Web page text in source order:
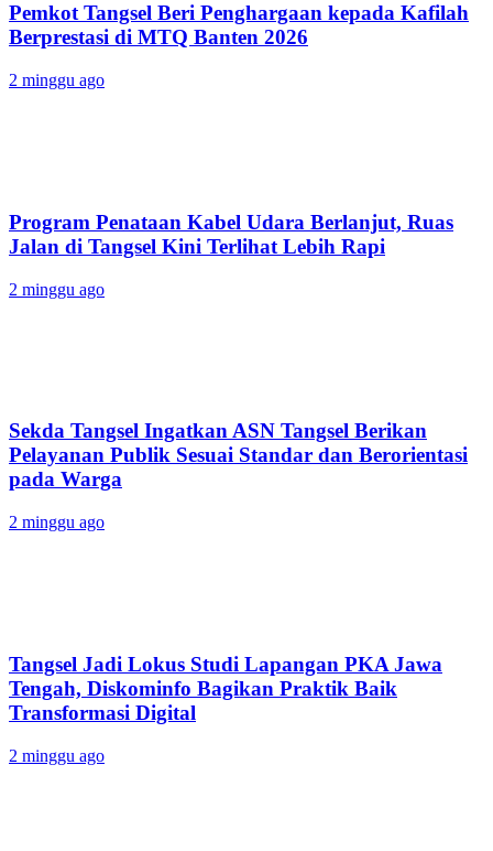
Pemkot Tangsel Beri Penghargaan kepada Kafilah
Berprestasi di MTQ Banten 2026
2 minggu ago
Program Penataan Kabel Udara Berlanjut, Ruas
Jalan di Tangsel Kini Terlihat Lebih Rapi
2 minggu ago
Sekda Tangsel Ingatkan ASN Tangsel Berikan
Pelayanan Publik Sesuai Standar dan Berorientasi
pada Warga
2 minggu ago
Tangsel Jadi Lokus Studi Lapangan PKA Jawa
Tengah, Diskominfo Bagikan Praktik Baik
Transformasi Digital
2 minggu ago